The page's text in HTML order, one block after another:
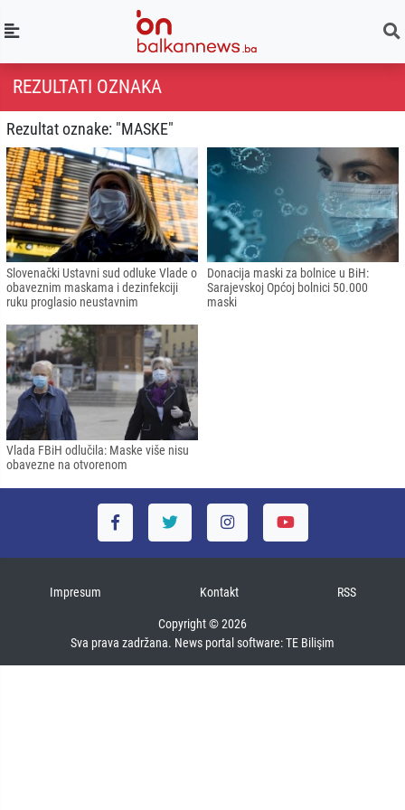
REZULTATI OZNAKA
Rezultat oznake: "MASKE"
Slovenački Ustavni sud odluke Vlade o
obaveznim maskama i dezinfekciji
ruku proglasio neustavnim
Donacija maski za bolnice u BiH:
Sarajevskoj Općoj bolnici 50.000
maski
Vlada FBiH odlučila: Maske više nisu
obavezne na otvorenom
Impresum Kontakt RSS
Copyright © 2026
Sva prava zadržana. News portal software:TE Bilişim